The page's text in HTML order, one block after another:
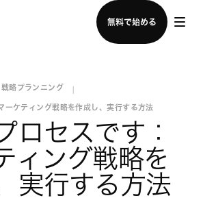
無料で始める
ルスチームに問い合わせる
戦略プランニング
ーケティング戦略を作成し、実行する方法
ロセスです：
ィング戦略を
実行する方法